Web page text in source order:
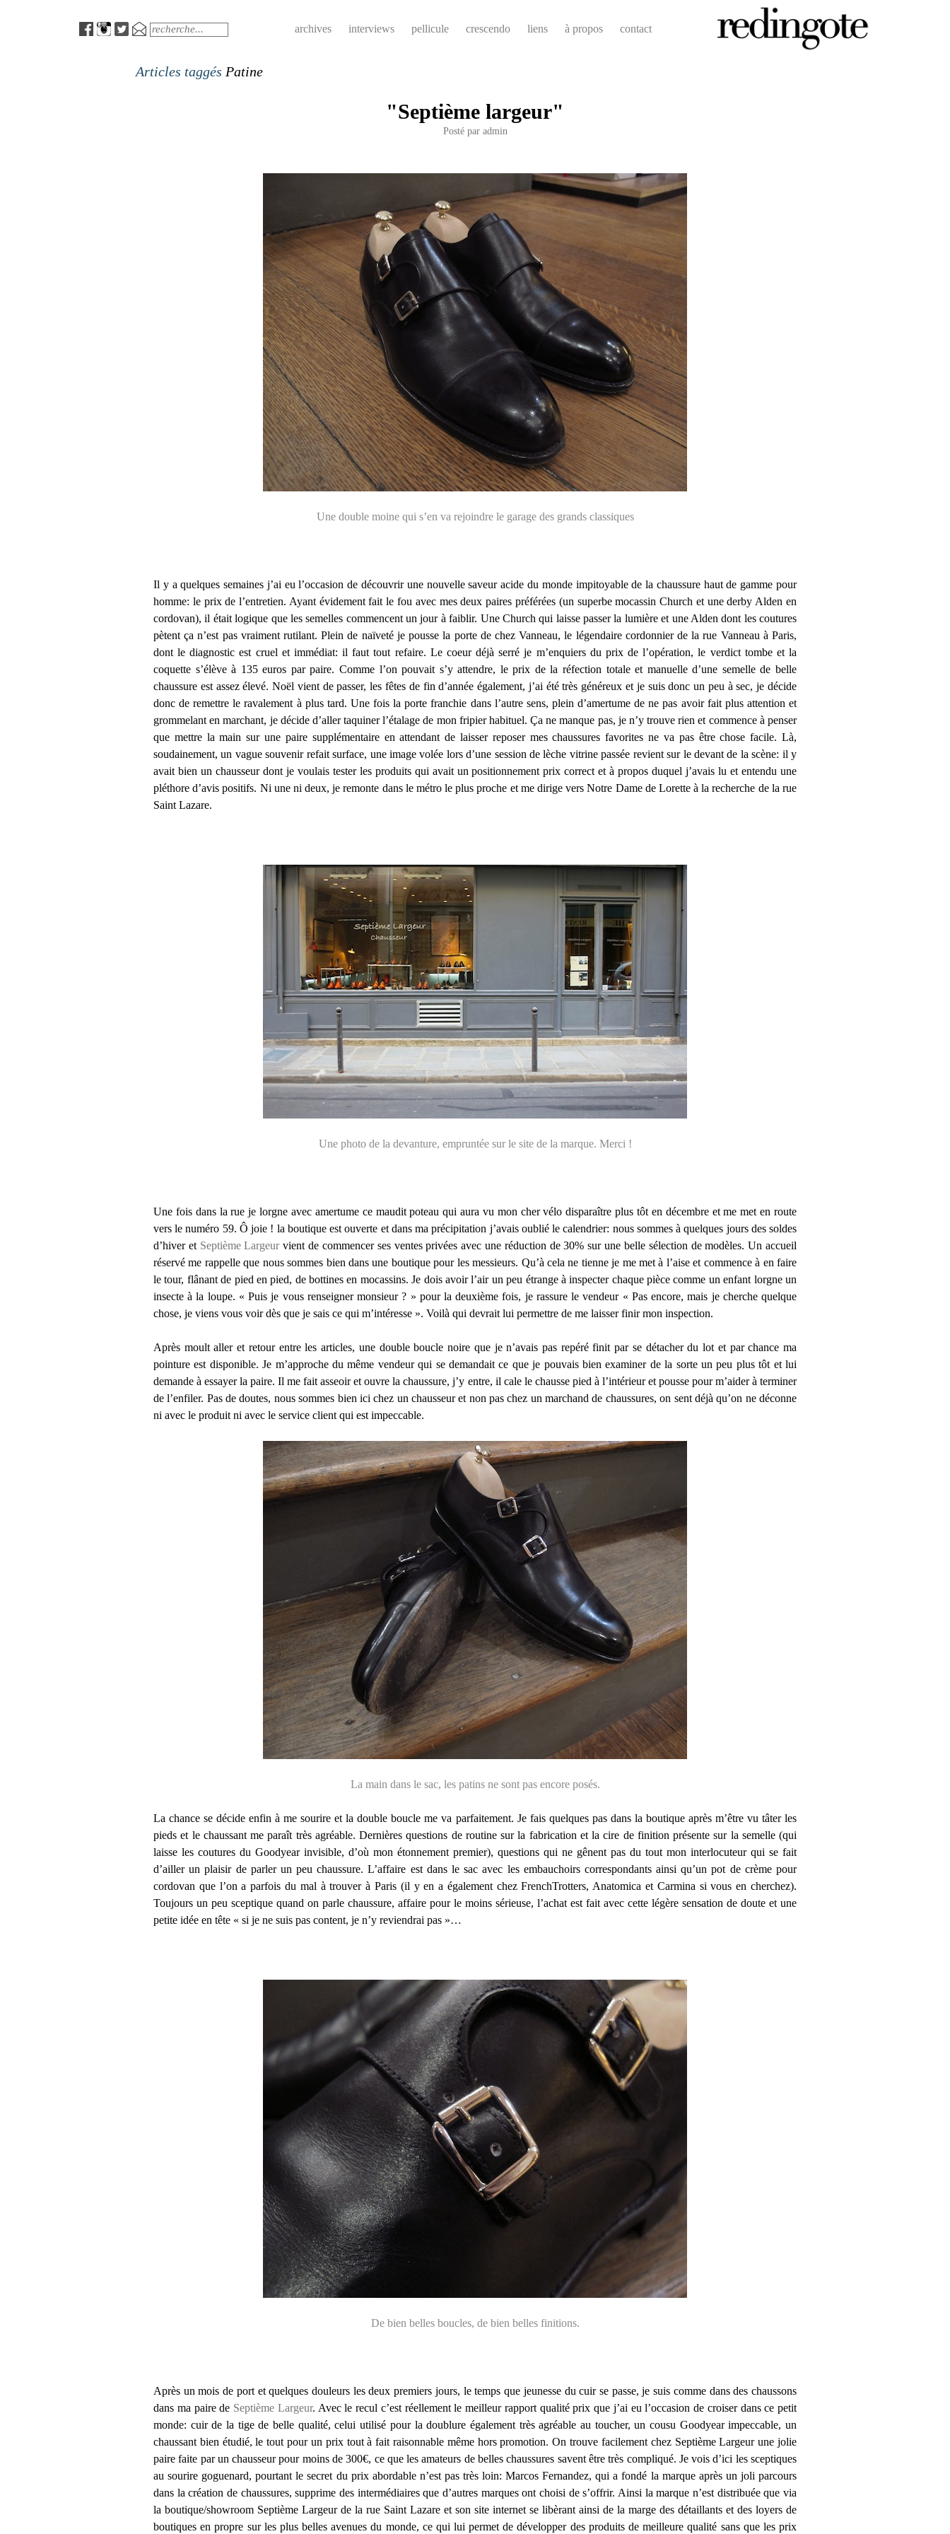
MenuSearch archives interviews pellicule crescendo liens à propos contact
Articles taggés Patine
"Septième largeur"
Posté par admin
Une double moine qui s’en va rejoindre le garage des grands classiques
Il y a quelques semaines j’ai eu l’occasion de découvrir une nouvelle saveur acide du monde impitoyable de la chaussure haut de gamme pour
homme: le prix de l’entretien. Ayant évidement fait le fou avec mes deux paires préférées (un superbe mocassin Church et une derby Alden en
cordovan), il était logique que les semelles commencent un jour à faiblir. Une Church qui laisse passer la lumière et une Alden dont les coutures
pètent ça n’est pas vraiment rutilant. Plein de naïveté je pousse la porte de chez Vanneau, le légendaire cordonnier de la rue Vanneau à Paris,
dont le diagnostic est cruel et immédiat: il faut tout refaire. Le coeur déjà serré je m’enquiers du prix de l’opération, le verdict tombe et la
coquette s’élève à 135 euros par paire. Comme l’on pouvait s’y attendre, le prix de la réfection totale et manuelle d’une semelle de belle
chaussure est assez élevé. Noël vient de passer, les fêtes de fin d’année également, j’ai été très généreux et je suis donc un peu à sec, je décide
donc de remettre le ravalement à plus tard. Une fois la porte franchie dans l’autre sens, plein d’amertume de ne pas avoir fait plus attention et
grommelant en marchant, je décide d’aller taquiner l’étalage de mon fripier habituel. Ça ne manque pas, je n’y trouve rien et commence à penser
que mettre la main sur une paire supplémentaire en attendant de laisser reposer mes chaussures favorites ne va pas être chose facile. Là,
soudainement, un vague souvenir refait surface, une image volée lors d’une session de lèche vitrine passée revient sur le devant de la scène: il y
avait bien un chausseur dont je voulais tester les produits qui avait un positionnement prix correct et à propos duquel j’avais lu et entendu une
pléthore d’avis positifs. Ni une ni deux, je remonte dans le métro le plus proche et me dirige vers Notre Dame de Lorette à la recherche de la rue
Saint Lazare.
Une photo de la devanture, empruntée sur le site de la marque. Merci !
Une fois dans la rue je lorgne avec amertume ce maudit poteau qui aura vu mon cher vélo disparaître plus tôt en décembre et me met en route
vers le numéro 59. Ô joie ! la boutique est ouverte et dans ma précipitation j’avais oublié le calendrier: nous sommes à quelques jours des soldes
d’hiver et Septième Largeurvient de commencer ses ventes privées avec une réduction de 30% sur une belle sélection de modèles. Un accueil
réservé me rappelle que nous sommes bien dans une boutique pour les messieurs. Qu’à cela ne tienne je me met à l’aise et commence à en faire
le tour, flânant de pied en pied, de bottines en mocassins. Je dois avoir l’air un peu étrange à inspecter chaque pièce comme un enfant lorgne un
insecte à la loupe. « Puis je vous renseigner monsieur ? » pour la deuxième fois, je rassure le vendeur « Pas encore, mais je cherche quelque
chose, je viens vous voir dès que je sais ce qui m’intéresse ». Voilà qui devrait lui permettre de me laisser finir mon inspection.
Après moult aller et retour entre les articles, une double boucle noire que je n’avais pas repéré finit par se détacher du lot et par chance ma
pointure est disponible. Je m’approche du même vendeur qui se demandait ce que je pouvais bien examiner de la sorte un peu plus tôt et lui
demande à essayer la paire. Il me fait asseoir et ouvre la chaussure, j’y entre, il cale le chausse pied à l’intérieur et pousse pour m’aider à terminer
de l’enfiler. Pas de doutes, nous sommes bien ici chez un chausseur et non pas chez un marchand de chaussures, on sent déjà qu’on ne déconne
ni avec le produit ni avec le service client qui est impeccable.
La main dans le sac, les patins ne sont pas encore posés.
La chance se décide enfin à me sourire et la double boucle me va parfaitement. Je fais quelques pas dans la boutique après m’être vu tâter les
pieds et le chaussant me paraît très agréable. Dernières questions de routine sur la fabrication et la cire de finition présente sur la semelle (qui
laisse les coutures du Goodyear invisible, d’où mon étonnement premier), questions qui ne gênent pas du tout mon interlocuteur qui se fait
d’ailler un plaisir de parler un peu chaussure. L’affaire est dans le sac avec les embauchoirs correspondants ainsi qu’un pot de crème pour
cordovan que l’on a parfois du mal à trouver à Paris (il y en a également chez FrenchTrotters, Anatomica et Carmina si vous en cherchez).
Toujours un peu sceptique quand on parle chaussure, affaire pour le moins sérieuse, l’achat est fait avec cette légère sensation de doute et une
petite idée en tête « si je ne suis pas content, je n’y reviendrai pas »…
De bien belles boucles, de bien belles finitions.
Après un mois de port et quelques douleurs les deux premiers jours, le temps que jeunesse du cuir se passe, je suis comme dans des chaussons
dans ma paire de Septième Largeur. Avec le recul c’est réellement le meilleur rapport qualité prix que j’ai eu l’occasion de croiser dans ce petit
monde: cuir de la tige de belle qualité, celui utilisé pour la doublure également très agréable au toucher, un cousu Goodyear impeccable, un
chaussant bien étudié, le tout pour un prix tout à fait raisonnable même hors promotion. On trouve facilement chez Septième Largeur une jolie
paire faite par un chausseur pour moins de 300€, ce que les amateurs de belles chaussures savent être très compliqué. Je vois d’ici les sceptiques
au sourire goguenard, pourtant le secret du prix abordable n’est pas très loin: Marcos Fernandez, qui a fondé la marque après un joli parcours
dans la création de chaussures, supprime des intermédiaires que d’autres marques ont choisi de s’offrir. Ainsi la marque n’est distribuée que via
la boutique/showroom Septième Largeur de la rue Saint Lazare et son site internet se libèrant ainsi de la marge des détaillants et des loyers de
boutiques en propre sur les plus belles avenues du monde, ce qui lui permet de développer des produits de meilleure qualité sans que les prix